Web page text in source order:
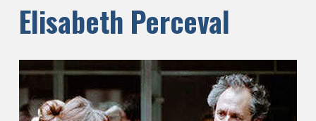
Elisabeth Perceval